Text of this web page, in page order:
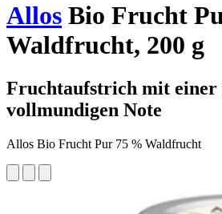
Allos Bio Frucht
Waldfrucht, 200 g
Fruchtaufstrich mit einer
vollmundigen Note
Allos Bio Frucht Pur 75 % Waldfrucht